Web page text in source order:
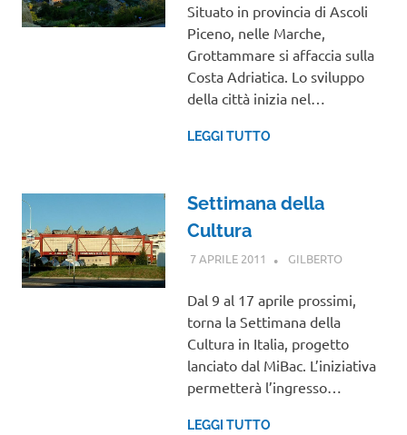
Situato in provincia di Ascoli
Piceno, nelle Marche,
Grottammare si affaccia sulla
Costa Adriatica. Lo sviluppo
della città inizia nel…
LEGGI TUTTO
Settimana della
Cultura
7 APRILE 2011 GILBERTONOTIZIE
Dal 9 al 17 aprile prossimi,
torna la Settimana della
Cultura in Italia, progetto
lanciato dal MiBac. L’iniziativa
permetterà l’ingresso…
LEGGI TUTTO